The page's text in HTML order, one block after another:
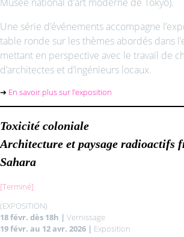
Une série d’événements accompagne
table ronde sur les thèmes abordés dans
mettant en perspective avec le travail de
d’architectes et d’ingénieurs locaux.
➔ En savoir plus sur l’exposition
Toxicité coloniale
Architecture et paysage radioactifs
Sahara
[Terminé]
(EXPOSITION)
18 févr. dès 18h | Vernissage
19 févr. au 12 avr. 2026 | Exposition